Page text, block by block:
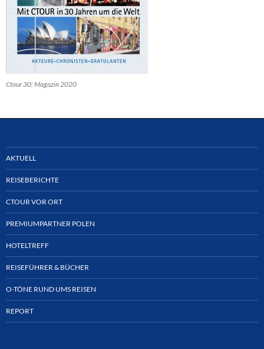
Ctour 30: Magazin 2020
AKTUELL
REISEBERICHTE
CTOUR VOR ORT
PREMIUMPARTNER POLEN
HOTELTREFF
REISEFÜHRER & BÜCHER
O-TÖNE RUND UMS REISEN
REPORT